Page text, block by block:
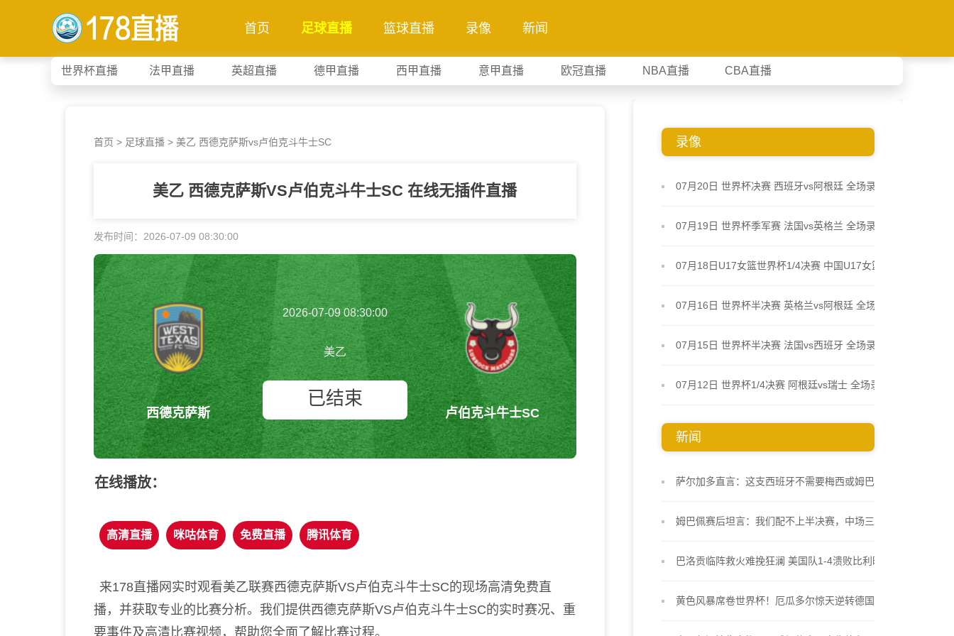
首页 足球直播 篮球直播 录像 新闻
世界杯直播 法甲直播 英超直播 德甲直播 西甲直播 意甲直播 欧冠直播 NBA直播 CBA直播
首页 > 足球直播 > 美乙 西德克萨斯vs卢伯克斗牛士SC
美乙 西德克萨斯VS卢伯克斗牛士SC 在线无插件直播
发布时间：2026-07-09 08:30:00
西德克萨斯
2026-07-09 08:30:00
美乙
已结束
卢伯克斗牛士SC
在线播放：
高清直播 咪咕体育 免费直播 腾讯体育
来178直播网实时观看美乙联赛西德克萨斯VS卢伯克斗牛士SC的现场高清免费直
播，并获取专业的比赛分析。我们提供西德克萨斯VS卢伯克斗牛士SC的实时赛况、重
要事件及高清比赛视频，帮助您全面了解比赛过程。
录像
07月20日 世界杯决赛 西班牙vs阿根廷 全场录像
07月19日 世界杯季军赛 法国vs英格兰 全场录像
07月18日U17女篮世界杯1/4决赛 中国U17女篮 - 加
07月16日 世界杯半决赛 英格兰vs阿根廷 全场录像
07月15日 世界杯半决赛 法国vs西班牙 全场录像
07月12日 世界杯1/4决赛 阿根廷vs瑞士 全场录像
新闻
萨尔加多直言：这支西班牙不需要梅西或姆巴佩 19岁
姆巴佩赛后坦言：我们配不上半决赛，中场三抢二把
巴洛贡临阵救火难挽狂澜 美国队1-4溃败比利时止步
黄色风暴席卷世界杯！厄瓜多尔惊天逆转德国 非洲大